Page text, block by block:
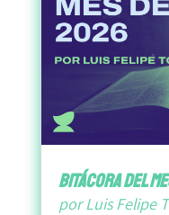
bitácora del
porLuis Felipe